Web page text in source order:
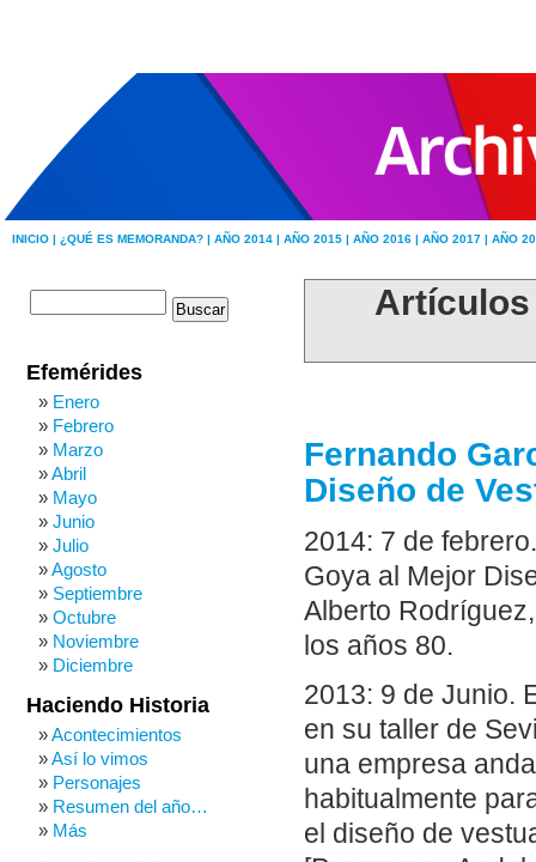
INICIO | ¿QUÉ ES MEMORANDA? | AÑO 2014 | AÑO 2015 | AÑO 2016 | AÑO 2017 | AÑO
Artículos
Fernando
Diseño de
2014: 7 de
Goya al Mejor
Alberto
los años 80.
2013: 9 de Junio.
en su taller de
una empresa
habitualmente
el diseño de
Efemérides
Enero
Febrero
Marzo
Abril
Mayo
Junio
Julio
Agosto
Septiembre
Octubre
Noviembre
Diciembre
Haciendo Historia
Acontecimientos
Así lo vimos
Personajes
Resumen del año…
Más